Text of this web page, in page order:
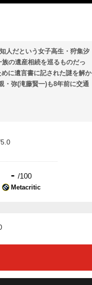
人だという女子高生・狩集汐
の遺産相続を巡るものだっ
に遺言書に記された謎を解か
・弥(滝藤賢一)も8年前に交通
-/100
Metacritic